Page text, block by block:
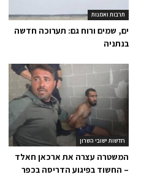
תרבות ואמנות
ים, שמים ורוח גם: תערוכה חדשה
בנתניה
חדשות ישובי השרון
המשטרה עצרה את ארכאן חאלד
– החשוד בפיגוע הדריסה בכפר